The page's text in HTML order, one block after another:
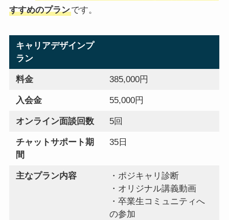
すすめのプランです。
キャリアデザインプ
ラン
料金 385,000円
入会金 55,000円
オンライン面談回数 5回
チャットサポート期
間
35日
主なプラン内容
・ポジキャリ診断
・オリジナル講義動画
・卒業生コミュニティへ
の参加